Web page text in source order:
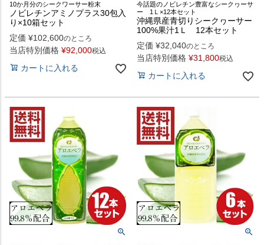
10か月分のシークワーサー粉末
ノビレチンアミノプラス30包入
り×10箱セット
定価 ¥102,600のところ
当店特別価格 ¥92,000税込
カートに入れる
今話題のノビレチン豊富なシークヮーサ
ー 1Ｌ×12本セット
沖縄県産青切りシークヮーサー
100%果汁1Ｌ 12本セット
定価 ¥32,040のところ
当店特別価格 ¥31,800税込
カートに入れる